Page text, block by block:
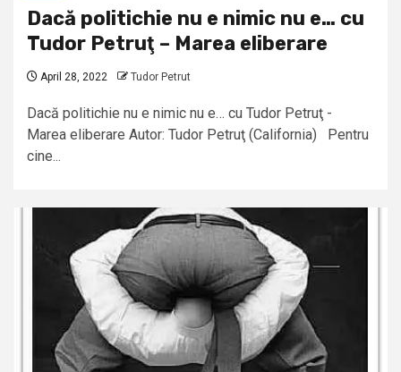
Dacă politichie nu e nimic nu e… cu
Tudor Petruţ – Marea eliberare
April 28, 2022 Tudor Petrut
Dacă politichie nu e nimic nu e… cu Tudor Petruţ -
Marea eliberare Autor: Tudor Petruţ (California) Pentru
cine...